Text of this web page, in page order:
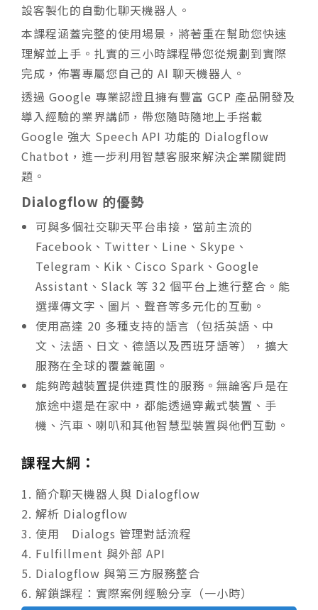
設客製化的自動化聊天機器人。
本課程涵蓋完整的使用場景，將著重在幫助您快速
理解並上手。扎實的三小時課程帶您從規劃到實際
完成，佈署專屬您自己的 AI 聊天機器人。
透過 Google 專業認證且擁有豐富 GCP 產品開發及
導入經驗的業界講師，帶您隨時隨地上手搭載
Google 強大 Speech API 功能的 Dialogflow
Chatbot，進一步利用智慧客服來解決企業關鍵問
題。
Dialogflow 的優勢
可與多個社交聊天平台串接，當前主流的
Facebook、Twitter、Line、Skype、
Telegram、Kik、Cisco Spark、Google
Assistant、Slack 等 32 個平台上進行整合。能
選擇傳文字、圖片、聲音等多元化的互動。
使用高達 20 多種支持的語言（包括英語、中
文、法語、日文、德語以及西班牙語等），擴大
服務在全球的覆蓋範圍。
能夠跨越裝置提供連貫性的服務。無論客戶是在
旅途中還是在家中，都能透過穿戴式裝置、手
機、汽車、喇叭和其他智慧型裝置與他們互動。
課程大綱：
1. 簡介聊天機器人與 Dialogflow
2. 解析 Dialogflow
3. 使用 Dialogs 管理對話流程
4. Fulfillment 與外部 API
5. Dialogflow 與第三方服務整合
6. 解鎖課程：實際案例經驗分享（一小時）